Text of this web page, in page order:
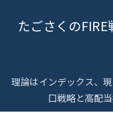
たごさくの
理論はインデックス、
口戦略と高配